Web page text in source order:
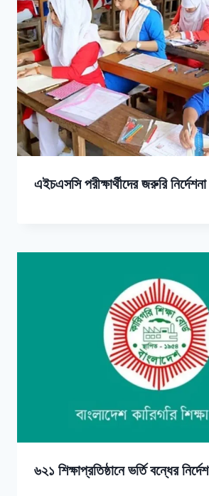
এইচএসসি পরীক্ষার্থীদের জরুরি নির্দেশনা
৬২১ শিক্ষাপ্রতিষ্ঠানে ভর্তি বন্ধের নির্দেশ